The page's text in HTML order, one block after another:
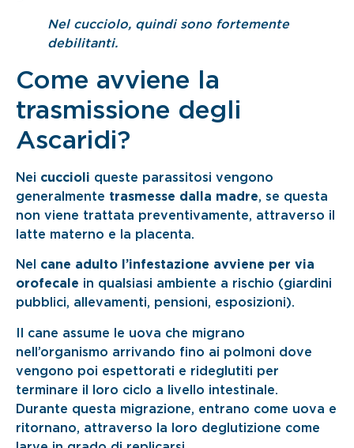
Nel cucciolo, quindi sono fortemente
debilitanti.
Come avviene la
trasmissione degli
Ascaridi?
Nei cuccioli queste parassitosi vengono
generalmente trasmesse dalla madre, se questa
non viene trattata preventivamente, attraverso il
latte materno e la placenta.
Nel cane adulto l’infestazione avviene per via
orofecale in qualsiasi ambiente a rischio (giardini
pubblici, allevamenti, pensioni, esposizioni).
Il cane assume le uova che migrano
nell’organismo arrivando fino ai polmoni dove
vengono poi espettorati e rideglutiti per
terminare il loro ciclo a livello intestinale.
Durante questa migrazione, entrano come uova e
ritornano, attraverso la loro deglutizione come